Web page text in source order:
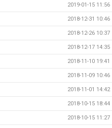
2019-01-15 11:56
2018-12-31 10:46
2018-12-26 10:37
2018-12-17 14:35
2018-11-10 19:41
2018-11-09 10:46
2018-11-01 14:42
2018-10-15 18:44
2018-10-15 11:27